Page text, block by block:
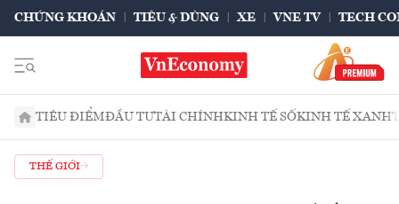
CHỨNG KHOÁN TIÊU & DÙNG XE VNE TV TECH
TIÊU ĐIỂMĐẦU TƯTÀI CHÍNHKINH TẾ SỐKINH TẾ XANH
THẾ GIỚI